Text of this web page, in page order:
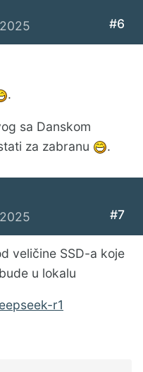
#6
.
sa Danskom
za zabranu
.
#7
veličine SSD-a koje
u lokalu
r1